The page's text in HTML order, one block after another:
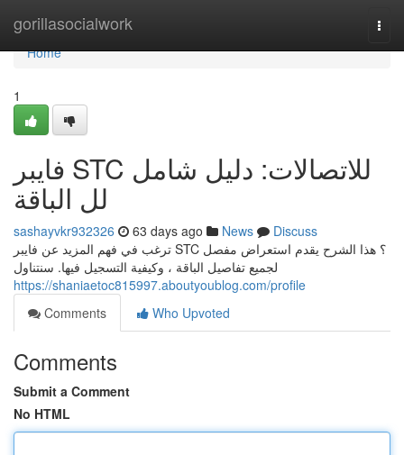
gorillasocialwork
Home
Home
1
فايبر STC للاتصالات: دليل شامل
لل الباقة
sashayvkr932326 63 days ago News
Discuss
ترغب في فهم المزيد عن فايبر STC ؟ هذا الشرح يقدم استعراض مفصل
لجميع تفاصيل الباقة ، وكيفية التسجيل فيها. سنتناول
https://shaniaetoc815997.aboutyoublog.com/profile
Comments
Who Upvoted
Comments
Submit a Comment
No HTML